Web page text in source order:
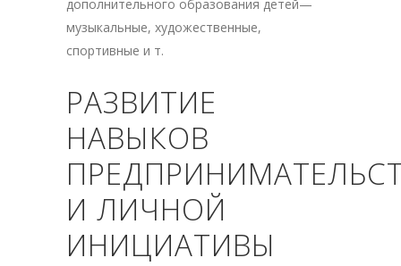
дополнительного образования детей—
музыкальные, художественные,
спортивные и т.
РАЗВИТИЕ
НАВЫКОВ
И ЛИЧНОЙ
ИНИЦИАТИВЫ